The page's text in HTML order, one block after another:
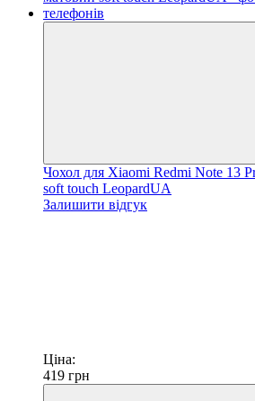
Чохол для Xiaomi Redmi Note 13
soft touch LeopardUA
Залишити відгук
Ціна:
419 грн